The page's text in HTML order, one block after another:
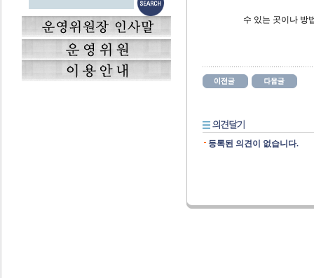
수 있는 곳이나 방
등록된 의견이 없습니다.